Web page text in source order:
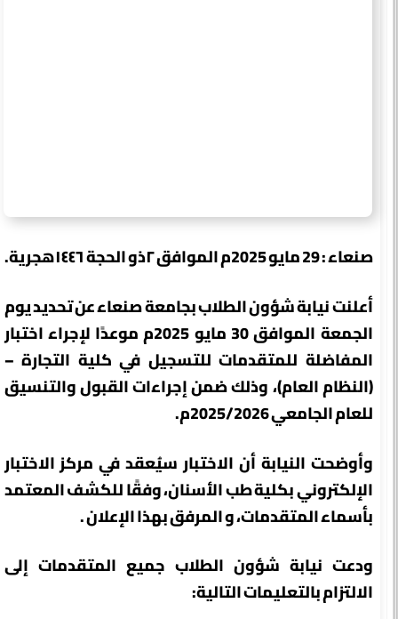
صنعاء : 29 مايو 2025م الموافق ٢ذو الحجة ١٤٤٦هجرية.
أعلنت نيابة شؤون الطلاب بجامعة صنعاء عن تحديد يوم
الجمعة الموافق 30 مايو 2025م موعدًا لإجراء اختبار
المفاضلة للمتقدمات للتسجيل في كلية التجارة –
(النظام العام)، وذلك ضمن إجراءات القبول والتنسيق
للعام الجامعي 2025/2026م.
وأوضحت النيابة أن الاختبار سيُعقد في مركز الاختبار
الإلكتروني بكلية طب الأسنان، وفقًا للكشف المعتمد
بأسماء المتقدمات، و المرفق بهذا الإعلان .
ودعت نيابة شؤون الطلاب جميع المتقدمات إلى
الالتزام بالتعليمات التالية: